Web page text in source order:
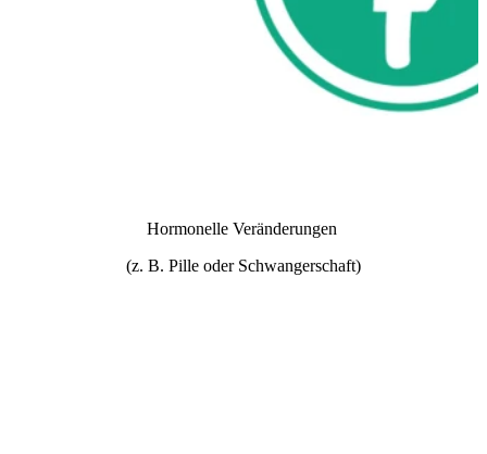
Hormonelle Veränderungen
(z. B. Pille oder Schwangerschaft)